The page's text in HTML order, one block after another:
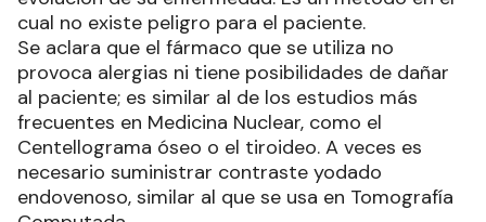
cual no existe peligro para el paciente.
Se aclara que el fármaco que se utiliza no
provoca alergias ni tiene posibilidades de dañar
al paciente; es similar al de los estudios más
frecuentes en Medicina Nuclear, como el
Centellograma óseo o el tiroideo. A veces es
necesario suministrar contraste yodado
endovenoso, similar al que se usa en Tomografía